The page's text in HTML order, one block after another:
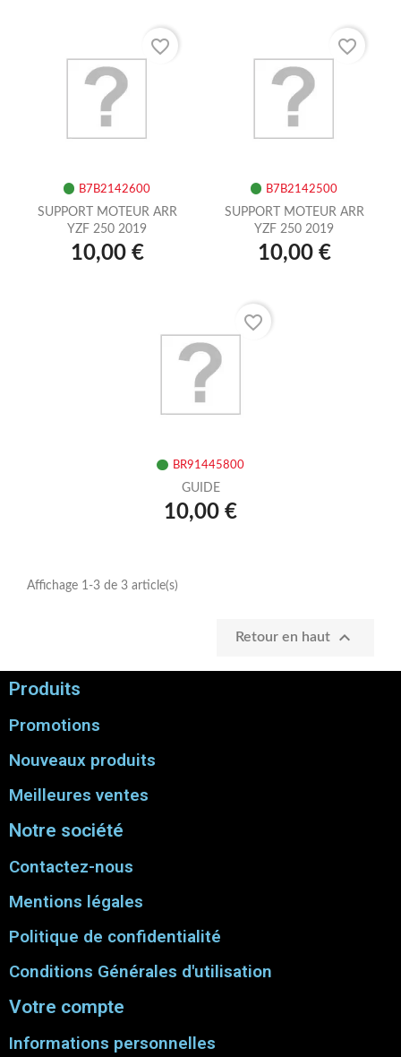
B7B2142600
SUPPORT MOTEUR ARR
YZF 250 2019
10,00 €
favorite_border
B7B2142500
SUPPORT MOTEUR ARR
YZF 250 2019
10,00 €
favorite_border
BR91445800
GUIDE
10,00 €
favorite_border
Affichage 1-3 de 3 article(s)
Retour en haut 
Produits
Promotions
Nouveaux produits
Meilleures ventes
Notre société
Contactez-nous
Mentions légales
Politique de confidentialité
Conditions Générales d'utilisation
Votre compte
Informations personnelles